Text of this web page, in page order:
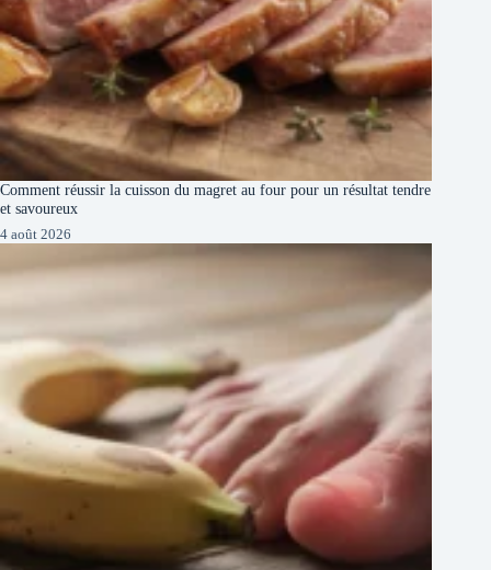
Comment réussir la cuisson du magret au four pour un résultat tendre
et savoureux
4 août 2026